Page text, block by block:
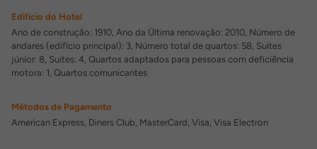
Edifício do Hotel
Ano de construção: 1910, Ano da Última renovação: 2010, Número de
andares (edifício principal): 3, Número total de quartos: 58, Suites
júnior: 8, Suites: 4, Quartos adaptados para pessoas com deficiência
motora: 1, Quartos comunicantes
Métodos de Pagamento
American Express, Diners Club, MasterCard, Visa, Visa Electron